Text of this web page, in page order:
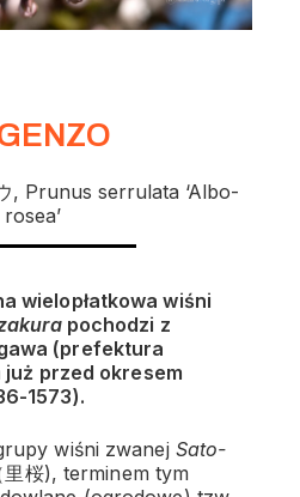
, Prunus serrulata ‘Albo-
rosea’
wielopłatkowa wiśni
pochodzi z
(prefektura
już przed okresem
1573).
wiśni zwanej Sato-
里桜), terminem tym